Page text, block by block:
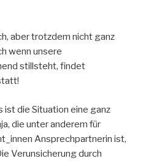
aber trotzdem nicht ganz
wenn unsere
stillsteht, findet
ist die Situation eine ganz
die unter anderem für
Ansprechpartnerin ist,
Verunsicherung durch